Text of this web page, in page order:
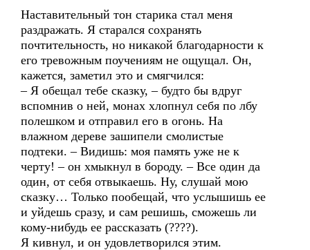
Наставительный тон старика стал меня
раздражать. Я старался сохранять
почтительность, но никакой благодарности к
его тревожным поучениям не ощущал. Он,
кажется, заметил это и смягчился:
– Я обещал тебе сказку, – будто бы вдруг
вспомнив о ней, монах хлопнул себя по лбу
полешком и отправил его в огонь. На
влажном дереве зашипели смолистые
подтеки. – Видишь: моя память уже не к
черту! – он хмыкнул в бороду. – Все один да
один, от себя отвыкаешь. Ну, слушай мою
сказку… Только пообещай, что услышишь ее
и уйдешь сразу, и сам решишь, сможешь ли
кому-нибудь ее рассказать (????).
Я кивнул, и он удовлетворился этим.